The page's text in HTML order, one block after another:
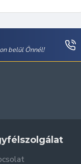
belül Önnél!